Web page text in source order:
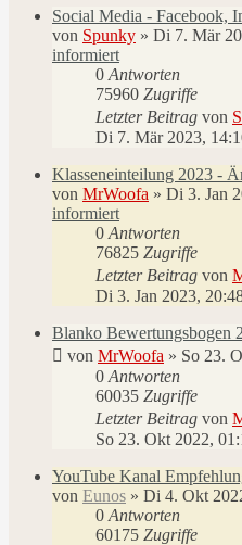
Social Media - Facebook,
von Spunky » Di 7. Mär
informiert
0 Antworten
75960 Zugriffe
Letzter Beitrag von
Di 7. Mär 2023,
Klasseneinteilung 2023 -
von MrWoofa » Di 3. Jan
informiert
0 Antworten
76825 Zugriffe
Letzter Beitrag von
Di 3. Jan 2023,
Blanko Bewertungsbogen
von MrWoofa » So 23.
0 Antworten
60035 Zugriffe
Letzter Beitrag von
So 23. Okt 2022,
YouTube Kanal
von Eunos » Di 4. Okt
0 Antworten
60175 Zugriffe